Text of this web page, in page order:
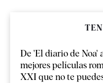
De 'El diario de Noa'
mejores películas
XXI que no te